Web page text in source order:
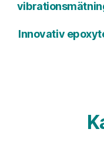
Innovativ